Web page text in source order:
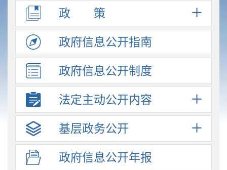
政 策
政府信息公开指南
政府信息公开制度
法定主动公开内容
基层政务公开
政府信息公开年报